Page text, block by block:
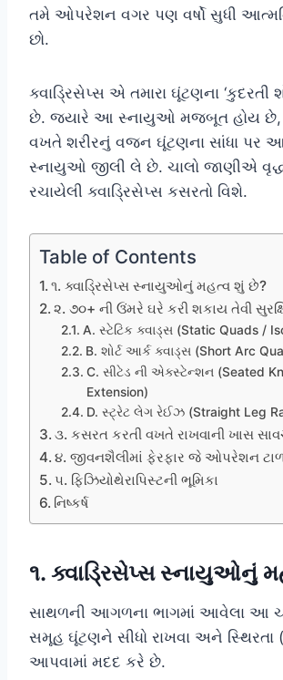
તમે ઓપરેશન વગર પણ વર્ષો સુધી
છો.
ક્વાડ્રિસેપ્સ એ તમારા ઘૂંટણના ‘કુદરતી
છે. જ્યારે આ સ્નાયુઓ મજબૂત હોય છે,
વખતે શરીરનું વજન ઘૂંટણના સાંધા પર
સ્નાયુઓ જીલી લે છે. ચાલો જાણીએ
રચાયેલી ક્વાડ્રિસેપ્સ કસરતો વિશે.
Table of Contents
૧. ક્વાડ્રિસેપ્સ સ્નાયુઓનું મહત્વ શું છે?
૨. ૭૦+ ની ઉંમરે ઘરે કરી શકાય તેવી
A. સ્ટેટિક ક્વાડ્સ (Static Quads /
B. શોર્ટ આર્ક ક્વાડ્સ (Short Arc
C. સીટેડ ની એક્સ્ટેન્શન (Seated
Extension)
D. સ્ટ્રેટ લેગ રેઈઝ (Straight Leg
૩. કસરત કરતી વખતે રાખવાની ખાસ
૪. જીવનશૈલીમાં ફેરફાર જે ઓપરેશન
૫. ફિઝિયોથેરાપિસ્ટની ભૂમિકા
નિષ્કર્ષ
૧. ક્વાડ્રિસેપ્સ સ્નાયુઓનું
સાથળની આગળના ભાગમાં આવેલા આ
સમૂહ ઘૂંટણને સીધો રાખવા અને સ્થિરતા
આપવામાં મદદ કરે છે.